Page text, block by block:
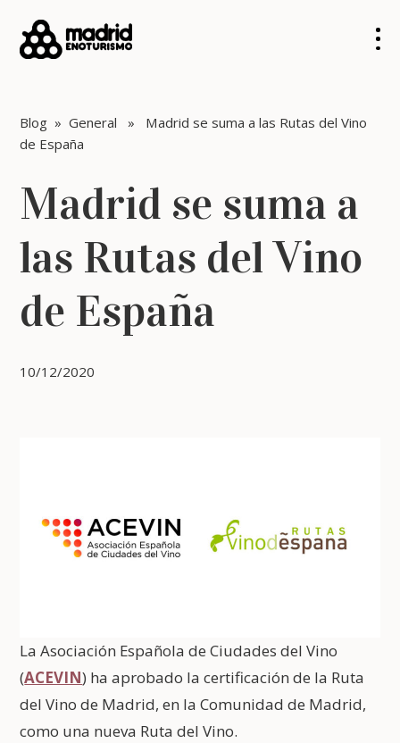
Blog »General » Madrid se suma a las Rutas del Vino
de España
Madrid se suma a
las Rutas del Vino
de España
10/12/2020
La Asociación Española de Ciudades del Vino
(ACEVIN) ha aprobado la certificación de la Ruta
del Vino de Madrid, en la Comunidad de Madrid,
como una nueva Ruta del Vino.